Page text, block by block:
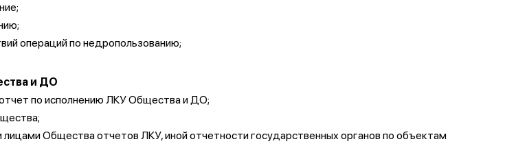
операций по недропользованию;
и ДО
по исполнению ЛКУ Общества и ДО;
Общества отчетов ЛКУ, иной отчетности государственных органов по объектам